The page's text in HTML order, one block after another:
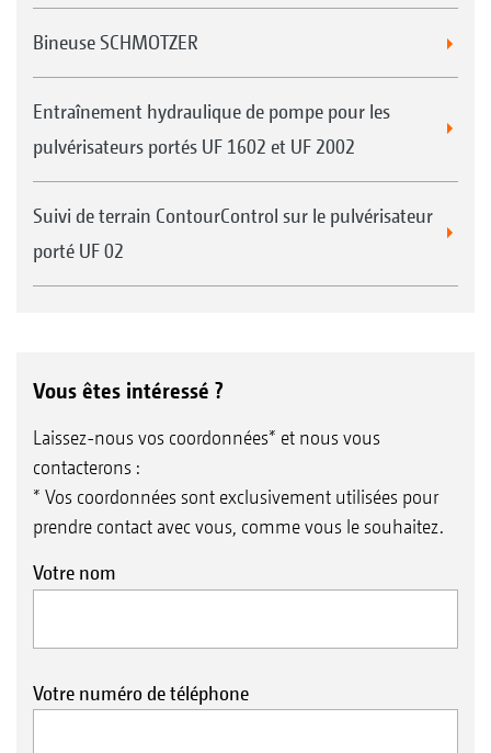
Switch basic)
Coupure automatique jusqu’à 128 tronçons,
en particulier pour la technique de
protection phytosanitaire avec coupure
individuelle des buses
Marquage d’obstacles (par exemple trou
d’eau, pylônes de lignes électriques)
Zoom automatique à l’approche de la
Bineuse SCHMOTZER
Entraînement hydraulique de pompe pour les
pulvérisateurs portés UF 1602 et UF 2002
Suivi de terrain ContourControl sur le pulvérisateur
porté UF 02
Vous êtes intéressé ?
Laissez-nous vos coordonnées* et nous vous
contacterons :
* Vos coordonnées sont exclusivement utilisées pour
prendre contact avec vous, comme vous le souhaitez.
Votre nom
Votre numéro de téléphone